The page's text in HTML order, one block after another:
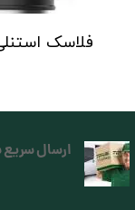
ارسال